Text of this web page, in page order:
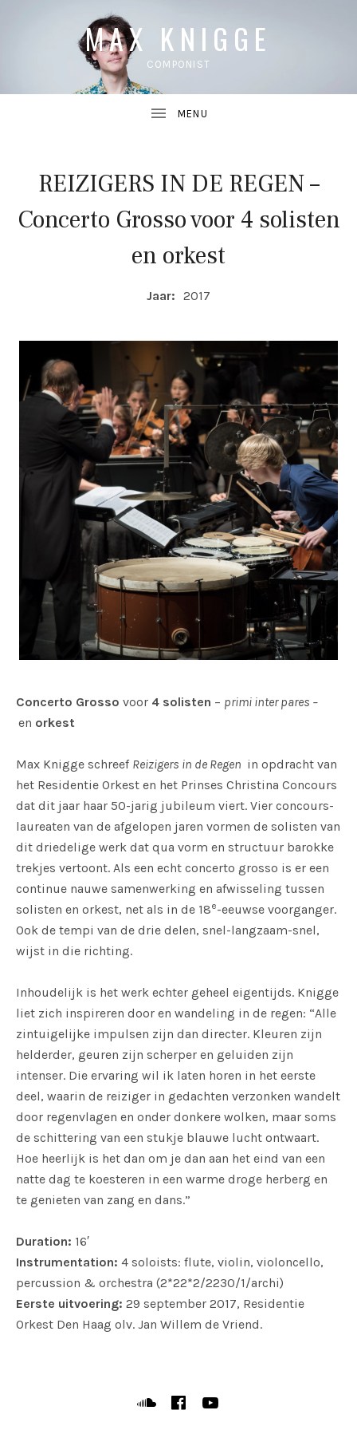
MAX KNIGGE
COMPONIST
REIZIGERS IN DE REGEN –
Concerto Grosso voor 4 solisten
en orkest
COMPOSITIE DETAILS
Jaar: 2017
Concerto Grosso voor 4 solisten – primi inter pares –
en orkest
Max Knigge schreef Reizigers in de Regen in opdracht van
het Residentie Orkest en het Prinses Christina Concours
dat dit jaar haar 50-jarig jubileum viert. Vier concours-
laureaten van de afgelopen jaren vormen de solisten van
dit driedelige werk dat qua vorm en structuur barokke
trekjes vertoont. Als een echt concerto grosso is er een
continue nauwe samenwerking en afwisseling tussen
solisten en orkest, net als in de 18e-eeuwse voorganger.
Ook de tempi van de drie delen, snel-langzaam-snel,
wijst in die richting.
Inhoudelijk is het werk echter geheel eigentijds. Knigge
liet zich inspireren door en wandeling in de regen: “Alle
zintuigelijke impulsen zijn dan directer. Kleuren zijn
helderder, geuren zijn scherper en geluiden zijn
intenser. Die ervaring wil ik laten horen in het eerste
deel, waarin de reiziger in gedachten verzonken wandelt
door regenvlagen en onder donkere wolken, maar soms
de schittering van een stukje blauwe lucht ontwaart.
Hoe heerlijk is het dan om je dan aan het eind van een
natte dag te koesteren in een warme droge herberg en
te genieten van zang en dans.”
Duration: 16′
Instrumentation: 4 soloists: flute, violin, violoncello,
percussion & orchestra (2*22*2/2230/1/archi)
Eerste uitvoering: 29 september 2017, Residentie
Orkest Den Haag olv. Jan Willem de Vriend.
SOCIAL MEDIA PROFILES
Soundcloud
Facebook